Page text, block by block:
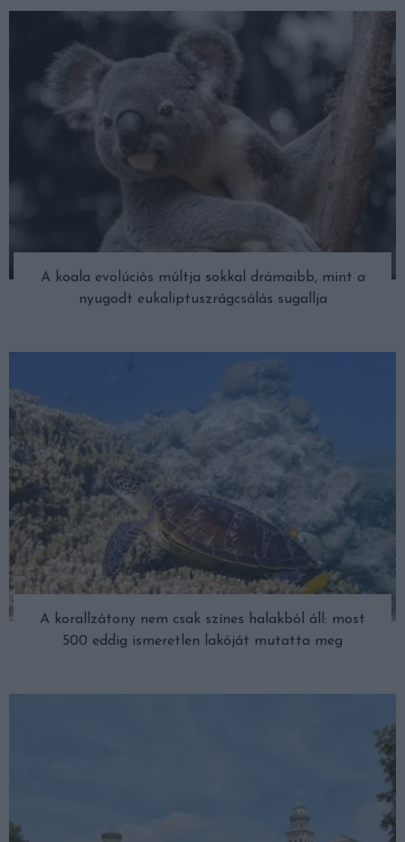
A koala evolúciós múltja sokkal drámaibb, mint a
nyugodt eukaliptuszrágcsálás sugallja
A korallzátony nem csak színes halakból áll: most
500 eddig ismeretlen lakóját mutatta meg